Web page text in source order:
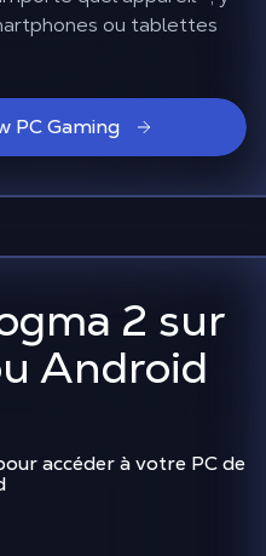
ou tablettes
PC Gaming
2 sur
Android
accéder à votre PC de